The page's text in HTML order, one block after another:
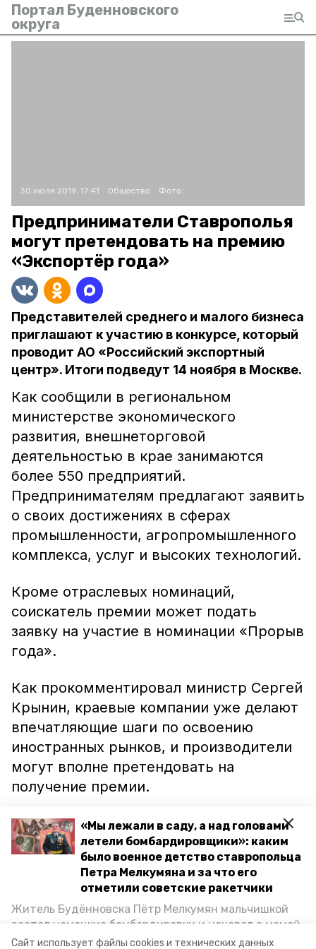
Сайт использует файлы cookies и технических данных
«Мы лежали в саду, а над головами
летели бомбардировщики»: каким
было военное детство ставропольца
Петра Мелкумяна и за что его
отметили советские ракетчики
Житель Будённовска Пётр Мелкумян мальчишкой
застал немецкие бомбардировки и ночевал с мамой
под открытым небом, когда гитлеровцы заняли их
Портал Буденновского
округа
30 июля 2019, 17:41 Общество Фото:
Предприниматели Ставрополья
могут претендовать на премию
«Экспортёр года»
Представителей среднего и малого бизнеса
приглашают к участию в конкурсе, который
проводит АО «Российский экспортный
центр». Итоги подведут 14 ноября в Москве.
Как сообщили в региональном
министерстве экономического
развития, внешнеторговой
деятельностью в крае занимаются
более 550 предприятий.
Предпринимателям предлагают заявить
о своих достижениях в сферах
промышленности, агропромышленного
комплекса, услуг и высоких технологий.
Кроме отраслевых номинаций,
соискатель премии может подать
заявку на участие в номинации «Прорыв
года».
Как прокомментировал министр Сергей
Крынин, краевые компании уже делают
впечатляющие шаги по освоению
иностранных рынков, и производители
могут вполне претендовать на
получение премии.
Сроки подачи заявки и правила участия
можно узнать на сайте Российского
экспортного центра в специальном
Ранее сообщалось, что на Ставрополье
вырослиобъёмы производства мяса